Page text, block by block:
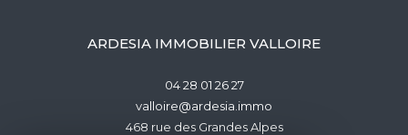
ARDESIA IMMOBILIER VALLOIRE
04 28 01 26 27
valloire@ardesia.immo
468 rue des Grandes Alpes